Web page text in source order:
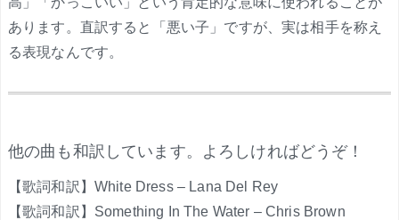
あります。直訳すると「悪い子」ですが、実は相手を称え
る表現なんです。
他の曲も和訳しています。よろしければどうぞ！
【歌詞和訳】White Dress – Lana Del Rey
【歌詞和訳】Something In The Water – Chris Brown